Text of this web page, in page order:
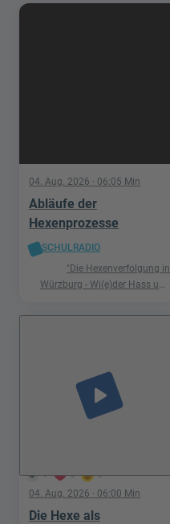
04. Aug. 2026 · 06:05 Min
Abläufe der
Hexenprozesse
SCHULRADIO
"Die Hexenverfolgung in
Würzburg - Wi(e)der Hass und
1 0 0
play_arrow
04. Aug. 2026 · 06:00 Min
Die Hexe als